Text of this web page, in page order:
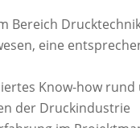
Bereich
eine
Know-how
der Druckindustrie